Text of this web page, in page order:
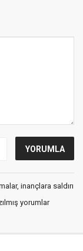
inançlara saldırı
yorumlar